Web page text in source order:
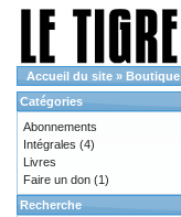
Accueil du site » Boutique
Catégories
Abonnements
Intégrales (4)
Livres
Faire un don (1)
Recherche